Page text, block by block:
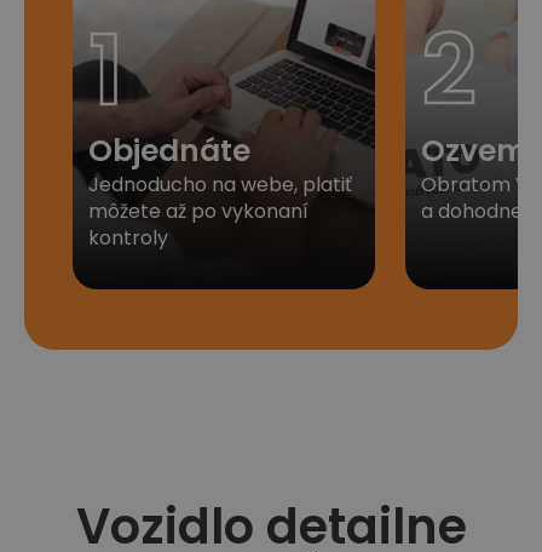
1
Objednáte
Jednoducho na webe, platiť
môžete až po vykonaní
kontroly
2
Obratom
a
Vozidlo detailne